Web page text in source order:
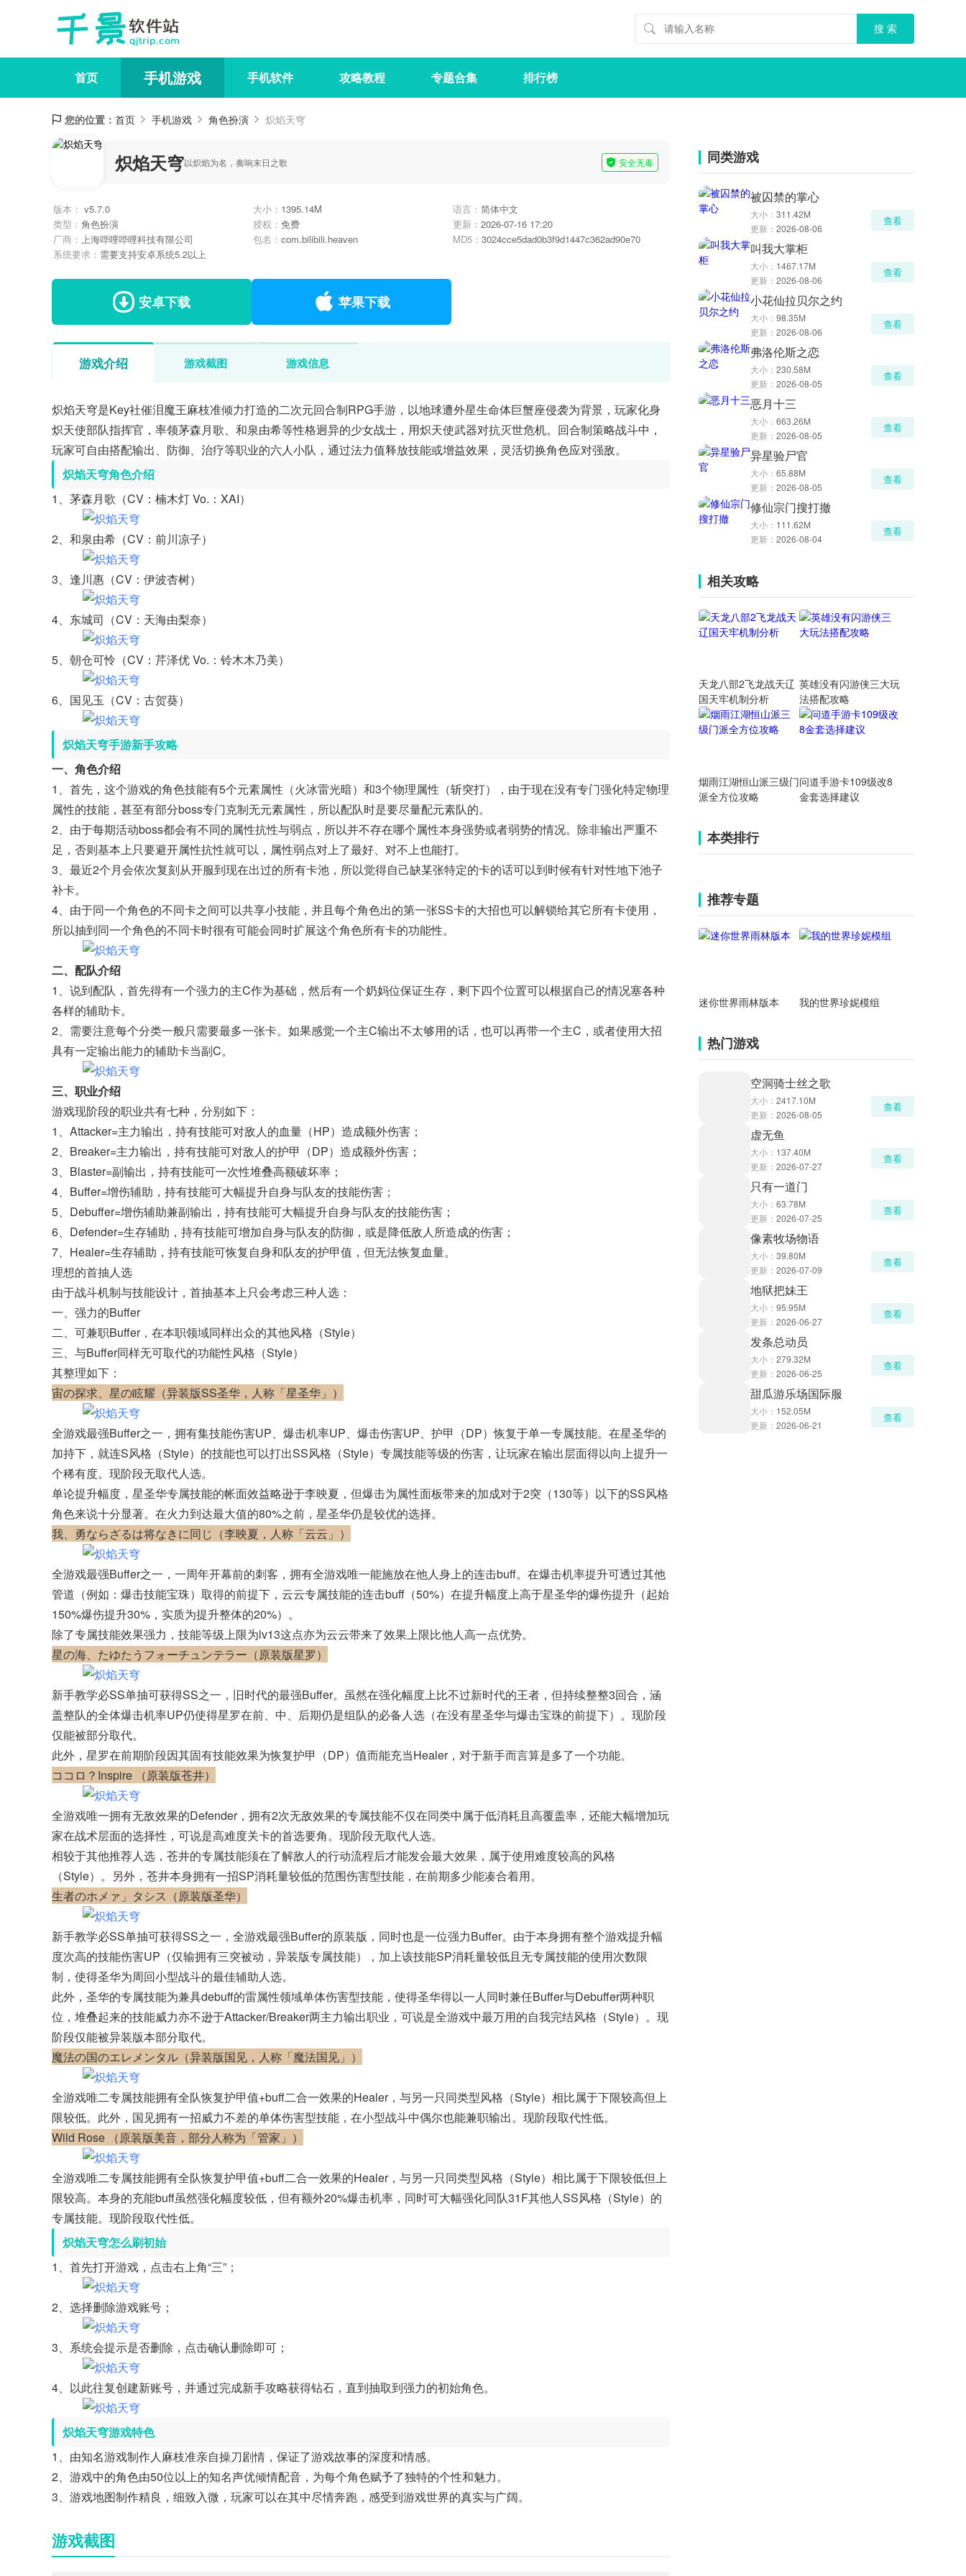
首页 手机游戏 手机软件 攻略教程 专题合集 排行榜
您的位置： 首页 手机游戏 角色扮演 炽焰天穹
炽焰天穹以炽焰为名，奏响末日之歌 安全无毒
版本： v5.7.0 大小： 1395.14M 语言： 简体中文
类型： 角色扮演 授权： 免费 更新： 2026-07-16 17:20
厂商： 上海哔哩哔哩科技有限公司 包名： com.bilibili.heaven MD5： 3024cce5dad0b3f9d1447c362ad90e70
系统要求： 需要支持安卓系统5.2以上
安卓下载 苹果下载
游戏介绍 游戏截图 游戏信息
炽焰天穹是Key社催泪魔王麻枝准倾力打造的二次元回合制RPG手游，以地球遭外星生命体巨蟹座侵袭为背景，玩家化身
炽天使部队指挥官，率领茅森月歌、和泉由希等性格迥异的少女战士，用炽天使武器对抗灭世危机。回合制策略战斗中，
玩家可自由搭配输出、防御、治疗等职业的六人小队，通过法力值释放技能或增益效果，灵活切换角色应对强敌。
炽焰天穹角色介绍
1、茅森月歌（CV：楠木灯 Vo.：XAI）
2、和泉由希（CV：前川凉子）
3、逢川惠（CV：伊波杏树）
4、东城司（CV：天海由梨奈）
5、朝仓可怜（CV：芹泽优 Vo.：铃木木乃美）
6、国见玉（CV：古贺葵）
炽焰天穹手游新手攻略
一、角色介绍
1、首先，这个游戏的角色技能有5个元素属性（火冰雷光暗）和3个物理属性（斩突打），由于现在没有专门强化特定物理
属性的技能，甚至有部分boss专门克制无元素属性，所以配队时是要尽量配元素队的。
2、由于每期活动boss都会有不同的属性抗性与弱点，所以并不存在哪个属性本身强势或者弱势的情况。除非输出严重不
足，否则基本上只要避开属性抗性就可以，属性弱点对上了最好、对不上也能打。
3、最近2个月会依次复刻从开服到现在出过的所有卡池，所以觉得自己缺某张特定的卡的话可以到时候有针对性地下池子
补卡。
4、由于同一个角色的不同卡之间可以共享小技能，并且每个角色出的第一张SS卡的大招也可以解锁给其它所有卡使用，
所以抽到同一个角色的不同卡时很有可能会同时扩展这个角色所有卡的功能性。
二、配队介绍
1、说到配队，首先得有一个强力的主C作为基础，然后有一个奶妈位保证生存，剩下四个位置可以根据自己的情况塞各种
各样的辅助卡。
2、需要注意每个分类一般只需要最多一张卡。如果感觉一个主C输出不太够用的话，也可以再带一个主C，或者使用大招
具有一定输出能力的辅助卡当副C。
三、职业介绍
游戏现阶段的职业共有七种，分别如下：
1、Attacker=主力输出，持有技能可对敌人的血量（HP）造成额外伤害；
2、Breaker=主力输出，持有技能可对敌人的护甲（DP）造成额外伤害；
3、Blaster=副输出，持有技能可一次性堆叠高额破坏率；
4、Buffer=增伤辅助，持有技能可大幅提升自身与队友的技能伤害；
5、Debuffer=增伤辅助兼副输出，持有技能可大幅提升自身与队友的技能伤害；
6、Defender=生存辅助，持有技能可增加自身与队友的防御，或是降低敌人所造成的伤害；
7、Healer=生存辅助，持有技能可恢复自身和队友的护甲值，但无法恢复血量。
理想的首抽人选
由于战斗机制与技能设计，首抽基本上只会考虑三种人选：
一、强力的Buffer
二、可兼职Buffer，在本职领域同样出众的其他风格（Style）
三、与Buffer同样无可取代的功能性风格（Style）
其整理如下：
宙の探求、星の眩耀（异装版SS圣华，人称「星圣华」）
全游戏最强Buffer之一，拥有集技能伤害UP、爆击机率UP、爆击伤害UP、护甲（DP）恢复于单一专属技能。在星圣华的
加持下，就连S风格（Style）的技能也可以打出SS风格（Style）专属技能等级的伤害，让玩家在输出层面得以向上提升一
个稀有度。现阶段无取代人选。
单论提升幅度，星圣华专属技能的帐面效益略逊于李映夏，但爆击为属性面板带来的加成对于2突（130等）以下的SS风格
角色来说十分显著。在火力到达最大值的80%之前，星圣华仍是较优的选择。
我、勇ならざるは将なきに同じ（李映夏，人称「云云」）
全游戏最强Buffer之一，一周年开幕前的刺客，拥有全游戏唯一能施放在他人身上的连击buff。在爆击机率提升可透过其他
管道（例如：爆击技能宝珠）取得的前提下，云云专属技能的连击buff（50%）在提升幅度上高于星圣华的爆伤提升（起始
150%爆伤提升30%，实质为提升整体的20%）。
除了专属技能效果强力，技能等级上限为lv13这点亦为云云带来了效果上限比他人高一点优势。
星の海、たゆたうフォーチュンテラー（原装版星罗）
新手教学必SS单抽可获得SS之一，旧时代的最强Buffer。虽然在强化幅度上比不过新时代的王者，但持续整整3回合，涵
盖整队的全体爆击机率UP仍使得星罗在前、中、后期仍是组队的必备人选（在没有星圣华与爆击宝珠的前提下）。现阶段
仅能被部分取代。
此外，星罗在前期阶段因其固有技能效果为恢复护甲（DP）值而能充当Healer，对于新手而言算是多了一个功能。
ココロ？Inspire （原装版苍井）
全游戏唯一拥有无敌效果的Defender，拥有2次无敌效果的专属技能不仅在同类中属于低消耗且高覆盖率，还能大幅增加玩
家在战术层面的选择性，可说是高难度关卡的首选要角。现阶段无取代人选。
相较于其他推荐人选，苍井的专属技能须在了解敌人的行动流程后才能发会最大效果，属于使用难度较高的风格
（Style）。另外，苍井本身拥有一招SP消耗量较低的范围伤害型技能，在前期多少能凑合着用。
生者のホメァ」タシス（原装版圣华）
新手教学必SS单抽可获得SS之一，全游戏最强Buffer的原装版，同时也是一位强力Buffer。由于本身拥有整个游戏提升幅
度次高的技能伤害UP（仅输拥有三突被动，异装版专属技能），加上该技能SP消耗量较低且无专属技能的使用次数限
制，使得圣华为周回小型战斗的最佳辅助人选。
此外，圣华的专属技能为兼具debuff的雷属性领域单体伤害型技能，使得圣华得以一人同时兼任Buffer与Debuffer两种职
位，堆叠起来的技能威力亦不逊于Attacker/Breaker两主力输出职业，可说是全游戏中最万用的自我完结风格（Style）。现
阶段仅能被异装版本部分取代。
魔法の国のエレメンタル（异装版国见，人称「魔法国见」）
全游戏唯二专属技能拥有全队恢复护甲值+buff二合一效果的Healer，与另一只同类型风格（Style）相比属于下限较高但上
限较低。此外，国见拥有一招威力不差的单体伤害型技能，在小型战斗中偶尔也能兼职输出。现阶段取代性低。
Wild Rose （原装版美音，部分人称为「管家」）
全游戏唯二专属技能拥有全队恢复护甲值+buff二合一效果的Healer，与另一只同类型风格（Style）相比属于下限较低但上
限较高。本身的充能buff虽然强化幅度较低，但有额外20%爆击机率，同时可大幅强化同队31F其他人SS风格（Style）的
专属技能。现阶段取代性低。
炽焰天穹怎么刷初始
1、首先打开游戏，点击右上角“三”；
2、选择删除游戏账号；
3、系统会提示是否删除，点击确认删除即可；
4、以此往复创建新账号，并通过完成新手攻略获得钻石，直到抽取到强力的初始角色。
炽焰天穹游戏特色
1、由知名游戏制作人麻枝准亲自操刀剧情，保证了游戏故事的深度和情感。
2、游戏中的角色由50位以上的知名声优倾情配音，为每个角色赋予了独特的个性和魅力。
3、游戏地图制作精良，细致入微，玩家可以在其中尽情奔跑，感受到游戏世界的真实与广阔。
游戏截图
同类游戏
被囚禁的掌心
大小： 311.42M
更新： 2026-08-06
查看
叫我大掌柜
大小： 1467.17M
更新： 2026-08-06
查看
小花仙拉贝尔之约
大小： 98.35M
更新： 2026-08-06
查看
弗洛伦斯之恋
大小： 230.58M
更新： 2026-08-05
查看
恶月十三
大小： 663.26M
更新： 2026-08-05
查看
异星验尸官
大小： 65.88M
更新： 2026-08-05
查看
修仙宗门搜打撤
大小： 111.62M
更新： 2026-08-04
查看
相关攻略
天龙八部2飞龙战天辽
国天牢机制分析
英雄没有闪游侠三大玩
法搭配攻略
烟雨江湖恒山派三级门
派全方位攻略
问道手游卡109级改8
金套选择建议
本类排行
推荐专题
迷你世界雨林版本 我的世界珍妮模组
热门游戏
空洞骑士丝之歌
大小： 2417.10M
更新： 2026-08-05
查看
虚无鱼
大小： 137.40M
更新： 2026-07-27
查看
只有一道门
大小： 63.78M
更新： 2026-07-25
查看
像素牧场物语
大小： 39.80M
更新： 2026-07-09
查看
地狱把妹王
大小： 95.95M
更新： 2026-06-27
查看
发条总动员
大小： 279.32M
更新： 2026-06-25
查看
甜瓜游乐场国际服
大小： 152.05M
更新： 2026-06-21
查看